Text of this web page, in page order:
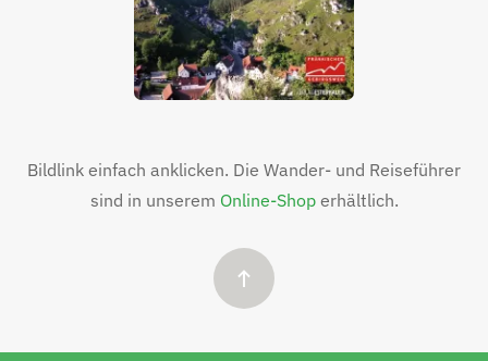
Bildlink einfach anklicken. Die Wander- und Reiseführer
sind in unserem Online-Shoperhältlich.